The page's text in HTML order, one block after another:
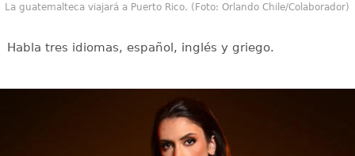
La guatemalteca viajará a Puerto Rico. (Foto: Orlando Chile/Colaborador)
Habla tres idiomas, español, inglés y griego.